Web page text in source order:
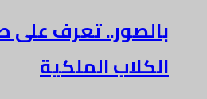
بالصور.. تعرف
الكلاب الملكية